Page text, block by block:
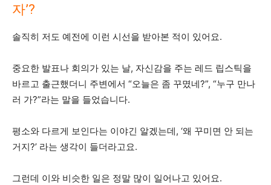
자’?
솔직히 저도 예전에 이런 시선을 받아본 적이 있어요.
중요한 발표나 회의가 있는 날, 자신감을 주는 레드 립스틱을
바르고 출근했더니 주변에서 “오늘은 좀 꾸몄네?”, “누구 만나
러 가?”라는 말을 들었습니다.
평소와 다르게 보인다는 이야긴 알겠는데, ‘왜 꾸미면 안 되는
거지?’ 라는 생각이 들더라고요.
그런데 이와 비슷한 일은 정말 많이 일어나고 있어요.